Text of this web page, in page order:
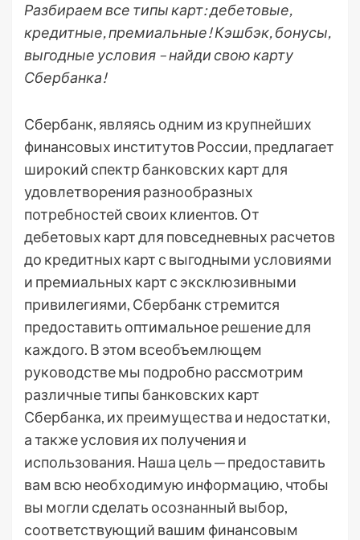
Разбираем все типы карт: дебетовые,
кредитные, премиальные! Кэшбэк, бонусы,
выгодные условия – найди свою карту
Сбербанка!
Сбербанк, являясь одним из крупнейших
финансовых институтов России, предлагает
широкий спектр банковских карт для
удовлетворения разнообразных
потребностей своих клиентов. От
дебетовых карт для повседневных расчетов
до кредитных карт с выгодными условиями
и премиальных карт с эксклюзивными
привилегиями, Сбербанк стремится
предоставить оптимальное решение для
каждого. В этом всеобъемлющем
руководстве мы подробно рассмотрим
различные типы банковских карт
Сбербанка, их преимущества и недостатки,
а также условия их получения и
использования. Наша цель ─ предоставить
вам всю необходимую информацию, чтобы
вы могли сделать осознанный выбор,
соответствующий вашим финансовым